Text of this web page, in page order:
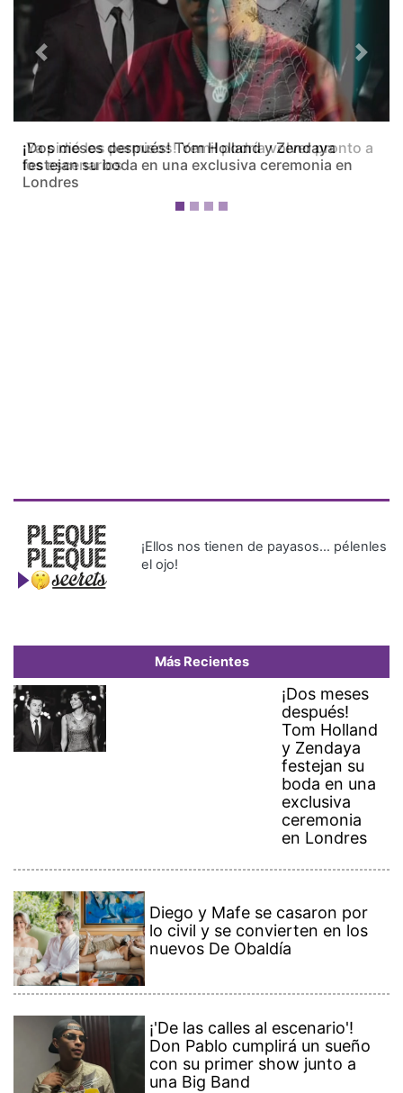
¡Dos meses después! Tom Holland y Zendaya
festejan su boda en una exclusiva ceremonia en
Londres
Previous Next
¡Ellos nos tienen de payasos… pélenles
el ojo!
Más Recientes
¡Dos meses
después!
Tom Holland
y Zendaya
festejan su
boda en una
exclusiva
ceremonia
en Londres
Diego y Mafe se casaron por
lo civil y se convierten en los
nuevos De Obaldía
¡'De las calles al escenario'!
Don Pablo cumplirá un sueño
con su primer show junto a
una Big Band